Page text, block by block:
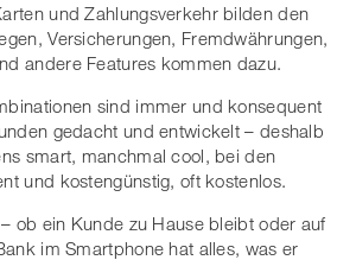
und Zahlungsverkehr bilden den
Versicherungen, Fremdwährungen,
andere Features kommen dazu.
sind immer und konsequent
gedacht und entwickelt – deshalb
smart, manchmal cool, bei den
und kostengünstig, oft kostenlos.
ob ein Kunde zu Hause bleibt oder auf
im Smartphone hat alles, was er